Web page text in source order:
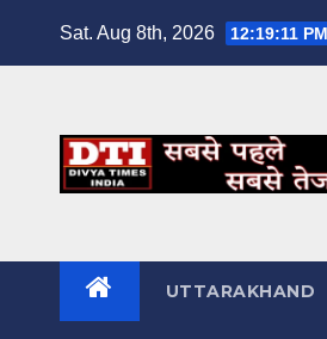
Sat. Aug 8th, 2026 12:19:12 PM
UTTARAKHAND